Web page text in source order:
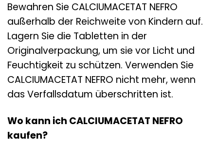
Bewahren Sie CALCIUMACETAT NEFRO
außerhalb der Reichweite von Kindern auf.
Lagern Sie die Tabletten in der
Originalverpackung, um sie vor Licht und
Feuchtigkeit zu schützen. Verwenden Sie
CALCIUMACETAT NEFRO nicht mehr, wenn
das Verfallsdatum überschritten ist.
Wo kann ich CALCIUMACETAT NEFRO
kaufen?